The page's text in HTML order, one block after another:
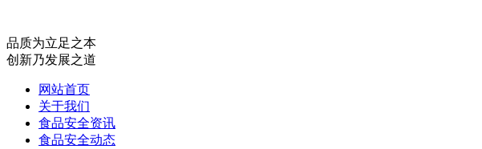
品质为立足之本
创新乃发展之道
网站首页
关于我们
食品安全资讯
食品安全动态